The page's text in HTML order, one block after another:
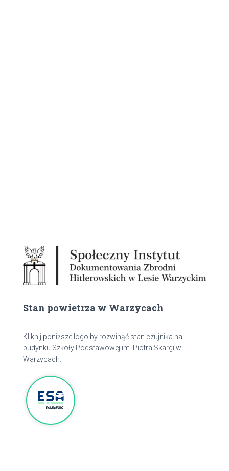
Stan powietrza w Warzycach
Kliknij poniższe logo by rozwinąć stan czujnika na
budynku Szkoły Podstawowej im. Piotra Skargi w
Warzycach.